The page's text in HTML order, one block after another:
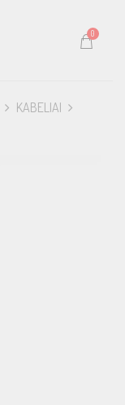
0
KABELIAI